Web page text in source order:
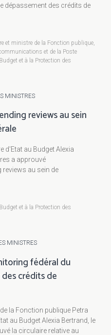
dépassement des crédits de
et ministre de la Fonction publique,
et de la Poste
et à la Protection des
MINISTRES
reviews au sein
d'Etat au Budget Alexia
a approuvé
reviews au sein de
et à la Protection des
MINISTRES
fédéral du
crédits de
la Fonction publique Petra
au Budget Alexia Bertrand, le
la circulaire relative au